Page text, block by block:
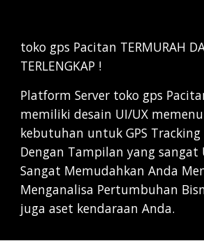
toko gps Pacitan TERMURAH
TERLENGKAP !
Platform Server toko gps
memiliki desain UI/UX
kebutuhan untuk GPS Tracking
Dengan Tampilan yang sangat
Sangat Memudahkan Anda
Menganalisa Pertumbuhan
juga aset kendaraan Anda.